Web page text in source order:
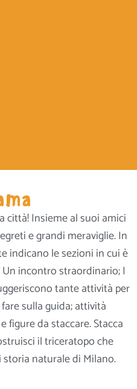
città! Insieme al suoi amici
e grandi meraviglie. In
indicano le sezioni in cui è
Un incontro straordinario; I
tante attività per
sulla guida; attività
figure da staccare. Stacca
il triceratopo che
naturale di Milano.